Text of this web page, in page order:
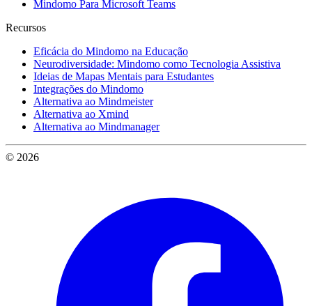
Mindomo Para Microsoft Teams
Recursos
Eficácia do Mindomo na Educação
Neurodiversidade: Mindomo como Tecnologia Assistiva
Ideias de Mapas Mentais para Estudantes
Integrações do Mindomo
Alternativa ao Mindmeister
Alternativa ao Xmind
Alternativa ao Mindmanager
© 2026